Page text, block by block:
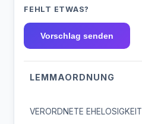
FEHLT ETWAS?
Vorschlag senden
LEMMAORDNUNG
VERORDNETE EHELOSIGKEIT